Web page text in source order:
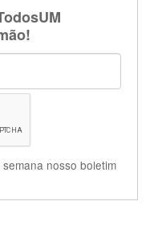
nosso boletim